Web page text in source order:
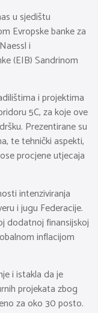
u sjedištu
Evropske banke za
i
(EIB) Sandrinom
i projektima
5C, za koje ove
Prezentirane su
te tehnički aspekti,
procjene utjecaja
intenziviranja
i jugu Federacije.
dodatnoj finansijskoj
inflacijom
i istakla da je
projekata zbog
za oko 30 posto.